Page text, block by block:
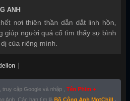
ANH
nơi thiên thần dẫn dắt linh hồn,
giúp người quá cố tìm thấy sự bình
của riêng mình.
|
truy cập Google và nhập , Tên Phim +
Anh, Các bạn tìm là Bồ Công Anh MotChill .